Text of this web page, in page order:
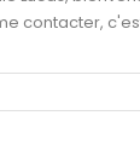
contacter,